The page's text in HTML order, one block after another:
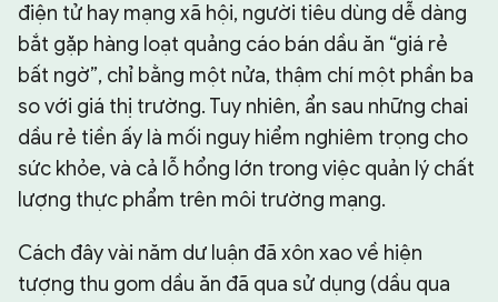
điện tử hay mạng xã hội, người tiêu dùng dễ dàng
bắt gặp hàng loạt quảng cáo bán dầu ăn “giá rẻ
bất ngờ”, chỉ bằng một nửa, thậm chí một phần ba
so với giá thị trường. Tuy nhiên, ẩn sau những chai
dầu rẻ tiền ấy là mối nguy hiểm nghiêm trọng cho
sức khỏe, và cả lỗ hổng lớn trong việc quản lý chất
lượng thực phẩm trên môi trường mạng.
Cách đây vài năm dư luận đã xôn xao về hiện
tượng thu gom dầu ăn đã qua sử dụng (dầu qua